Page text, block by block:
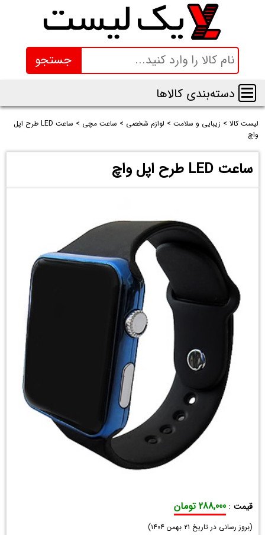
جستجو
دسته‌بندی کالاها
لیست کالا > زیبایی و سلامت > لوازم شخصی > ساعت مچی >
ساعت LED طرح اپل
واچ
ساعت LED طرح اپل واچ
قیمت
ساعت
LED
: 288,000 تومان
(بروز رسانی در تاریخ ۲۱ بهمن ۱۴۰۴ )